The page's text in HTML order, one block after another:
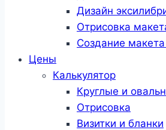
Дизайн
Отрисовка
Создание
Цены
Калькулятор
Круглые и
Отрисовка
Визитки и бланки